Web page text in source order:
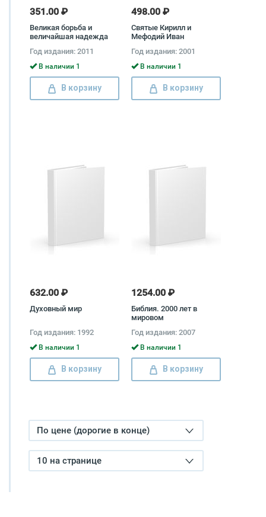
351.00 ₽
Великая борьба и
величайшая надежда
Год издания: 2011
В наличии 1
В корзину
498.00 ₽
Святые Кирилл и
Мефодий Иван
Год издания: 2001
В наличии 1
В корзину
632.00 ₽
Духовный мир
Год издания: 1992
В наличии 1
В корзину
1254.00 ₽
Библия. 2000 лет в
мировом
искусстве Автор не
указан
Год издания: 2007
В наличии 1
В корзину
По цене (дорогие в конце)
10 на странице